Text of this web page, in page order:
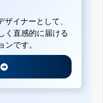
イナーとして、
く直感的に届ける
ンです。